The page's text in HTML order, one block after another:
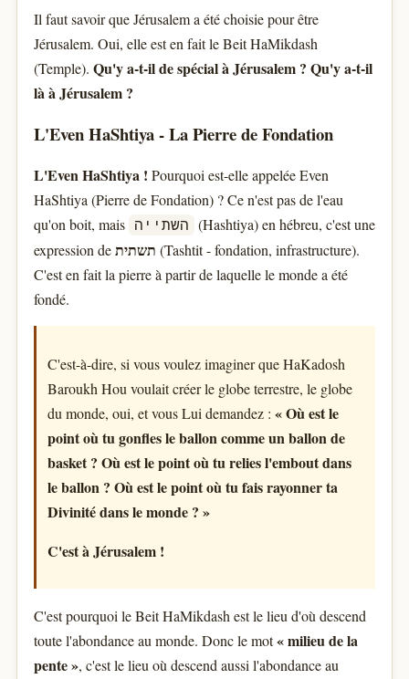
Il faut savoir que Jérusalem a été choisie pour être
Jérusalem. Oui, elle est en fait le Beit HaMikdash
(Temple). Qu'y a-t-il de spécial à Jérusalem ? Qu'y a-t-il
là à Jérusalem ?
L'Even HaShtiya - La Pierre de Fondation
L'Even HaShtiya ! Pourquoi est-elle appelée Even
HaShtiya (Pierre de Fondation) ? Ce n'est pas de l'eau
qu'on boit, mais השתייה (Hashtiya) en hébreu, c'est une
expression deתשתית (Tashtit - fondation, infrastructure).
C'est en fait la pierre à partir de laquelle le monde a été
fondé.
C'est-à-dire, si vous voulez imaginer que HaKadosh
Baroukh Hou voulait créer le globe terrestre, le globe
du monde, oui, et vous Lui demandez : « Où est le
point où tu gonfles le ballon comme un ballon de
basket ? Où est le point où tu relies l'embout dans
le ballon ? Où est le point où tu fais rayonner ta
Divinité dans le monde ? »
C'est à Jérusalem !
C'est pourquoi le Beit HaMikdash est le lieu d'où descend
toute l'abondance au monde. Donc le mot« milieu de la
pente », c'est le lieu où descend aussi l'abondance au